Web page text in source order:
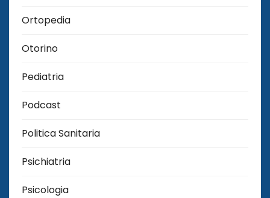
Ortopedia
Otorino
Pediatria
Podcast
Politica Sanitaria
Psichiatria
Psicologia